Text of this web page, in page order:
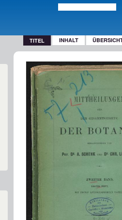
TITEL INHALT